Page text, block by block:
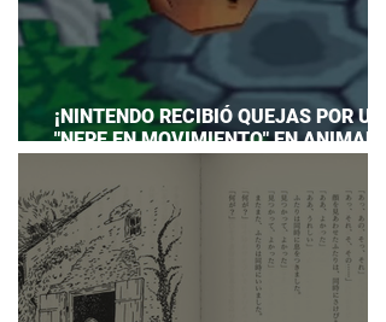
¡NINTENDO RECIBIÓ QUEJAS POR UN
"NEPE EN MOVIMIENTO" EN ANIMAL
PREPARAR UNA RESPUESTA OFICIAL!